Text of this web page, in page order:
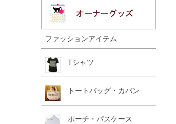
ファッションアイテム
Tシャツ
トートバッグ・カバン
ポーチ・パスケース